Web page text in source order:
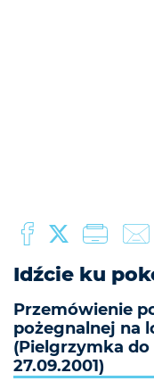
Idźcie ku
Przemówienie
pożegnalnej na
(Pielgrzymka do
27.09.2001)